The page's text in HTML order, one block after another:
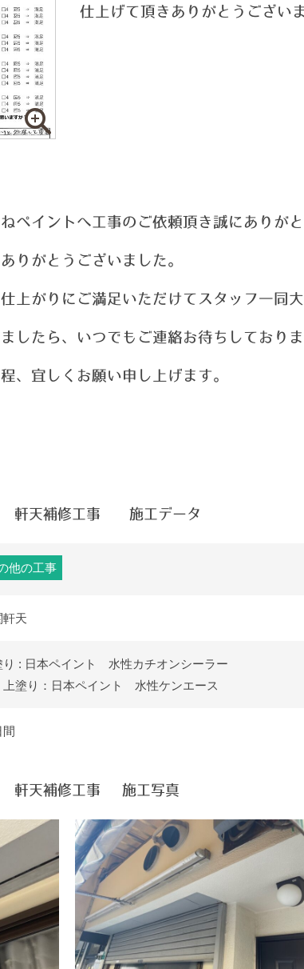
仕上げて頂きありがとうござい
ペイントへ工事のご依頼頂き誠にありがと
りがとうございました。
上がりにご満足いただけてスタッフ一同
したら、いつでもご連絡お待ちしておりま
、宜しくお願い申し上げます。
軒天補修工事 施工データ
他の工事
軒天
り : 日本ペイント 水性カチオンシーラー
上塗り：日本ペイント 水性ケンエース
間
軒天補修工事 施工写真